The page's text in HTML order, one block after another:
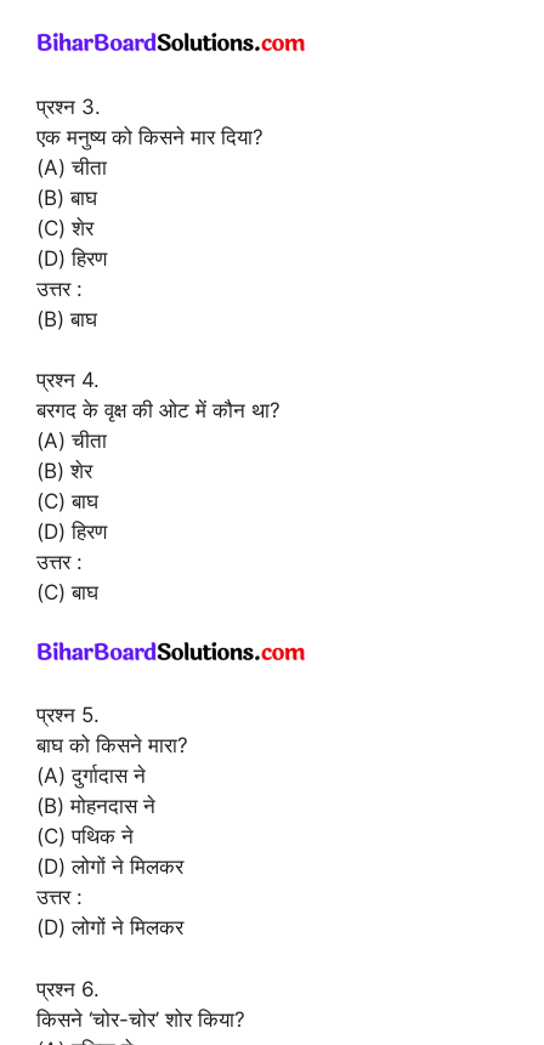
प्रश्न 3.
एक मनुष्य को किसने मार दिया?
(A) चीता
(B) बाघ
(C) शेर
(D) हिरण
उत्तर :
(B) बाघ
प्रश्न 4.
बरगद के वृक्ष की ओट में कौन था?
(A) चीता
(B) शेर
(C) बाघ
(D) हिरण
उत्तर :
(C) बाघ
प्रश्न 5.
बाघ को किसने मारा?
(A) दुर्गादास ने
(B) मोहनदास ने
(C) पथिक ने
(D) लोगों ने मिलकर
उत्तर :
(D) लोगों ने मिलकर
प्रश्न 6.
किसने ‘चोर-चोर’ शोर किया?